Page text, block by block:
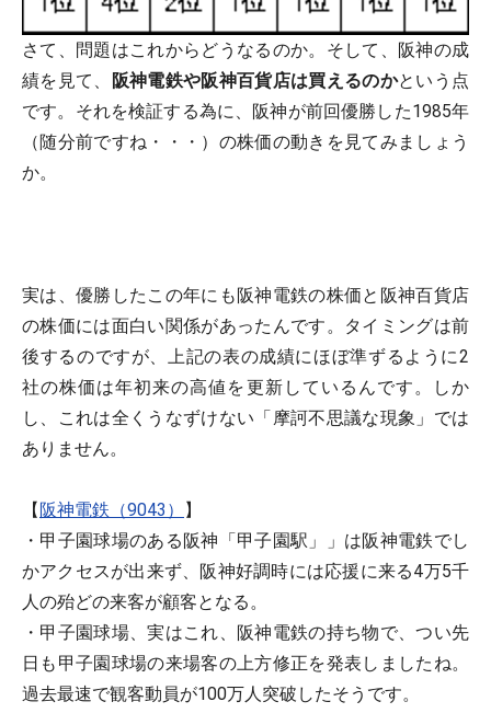
さて、問題はこれからどうなるのか。そして、阪神の成
績を見て、
阪神電鉄や阪神百貨店は買えるのかという点
です。それを検証する為に、阪神が前回優勝した1985年
（随分前ですね・・・）の株価の動きを見てみましょう
か。
実は、優勝したこの年にも阪神電鉄の株価と阪神百貨店
の株価には面白い関係があったんです。タイミングは前
後するのですが、上記の表の成績にほぼ準ずるように2
社の株価は年初来の高値を更新しているんです。しか
し、これは全くうなずけない「摩訶不思議な現象」では
ありません。
【阪神電鉄（9043）
】
・甲子園球場のある阪神「甲子園駅」」は阪神電鉄でし
かアクセスが出来ず、阪神好調時には応援に来る4万5千
人の殆どの来客が顧客となる。
・甲子園球場、実はこれ、阪神電鉄の持ち物で、つい先
日も甲子園球場の来場客の上方修正を発表しましたね。
過去最速で観客動員が100万人突破したそうです。